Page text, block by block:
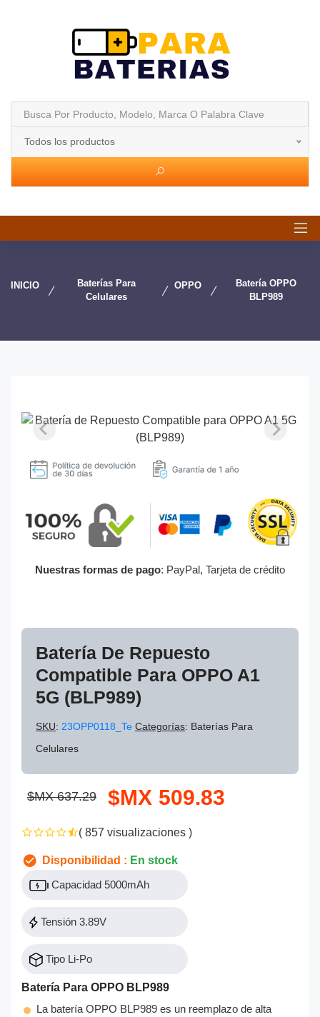
Todos los productos
INICIO
Baterías Para
Celulares
OPPO
Batería OPPO
BLP989
Nuestras formas de pago: PayPal, Tarjeta de crédito
Batería De Repuesto
Compatible Para OPPO A1
5G (BLP989)
SKU: 23OPP0118_Te Categorías: Baterías Para
Celulares
$MX 637.29 $MX 509.83
( 857 visualizaciones )
Disponibilidad : En stock
Capacidad 5000mAh
Tensión 3.89V
Tipo Li-Po
Batería Para OPPO BLP989
La batería OPPO BLP989 es un reemplazo de alta